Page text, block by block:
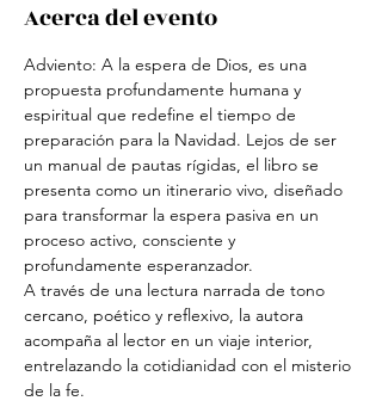
Acerca del evento
Adviento: A la espera de Dios, es una
propuesta profundamente humana y
espiritual que redefine el tiempo de
preparación para la Navidad. Lejos de ser
un manual de pautas rígidas, el libro se
presenta como un itinerario vivo, diseñado
para transformar la espera pasiva en un
proceso activo, consciente y
profundamente esperanzador.
​A través de una lectura narrada de tono
cercano, poético y reflexivo, la autora
acompaña al lector en un viaje interior,
entrelazando la cotidianidad con el misterio
de la fe.